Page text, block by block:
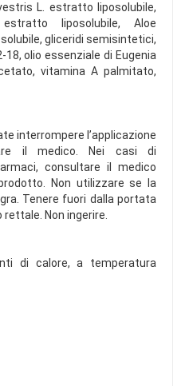
L. estratto liposolubile,
liposolubile, Aloe
gliceridi semisintetici,
olio essenziale di Eugenia
vitamina A palmitato,
interrompere l’applicazione
il medico. Nei casi di
consultare il medico
Non utilizzare se la
Tenere fuori dalla portata
rettale. Non ingerire.
di calore, a temperatura